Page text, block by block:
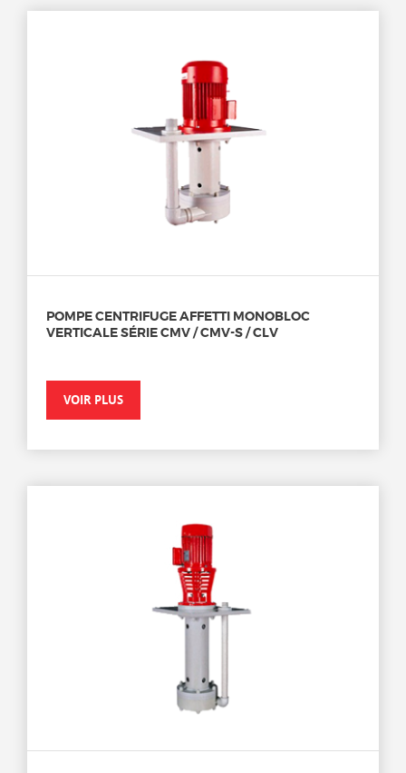
POMPE CENTRIFUGE AFFETTI MONOBLOC
VERTICALE SÉRIE CMV / CMV-S / CLV
VOIR PLUS